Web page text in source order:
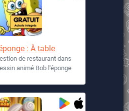
: À table
de restaurant dans
animé Bob l'éponge